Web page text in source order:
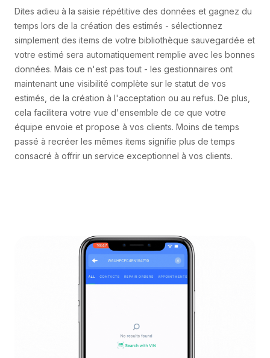
Dites adieu à la saisie répétitive des données et gagnez du
temps lors de la création des estimés - sélectionnez
simplement des items de votre bibliothèque sauvegardée et
votre estimé sera automatiquement remplie avec les bonnes
données. Mais ce n'est pas tout - les gestionnaires ont
maintenant une visibilité complète sur le statut de vos
estimés, de la création à l'acceptation ou au refus. De plus,
cela facilitera votre vue d'ensemble de ce que votre
équipe envoie et propose à vos clients. Moins de temps
passé à recréer les mêmes items signifie plus de temps
consacré à offrir un service exceptionnel à vos clients.